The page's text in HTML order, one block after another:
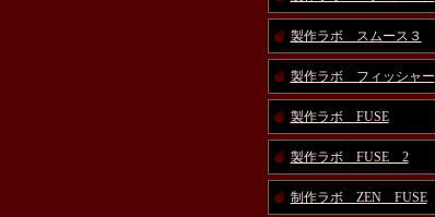
製作ラボ スムース３
製作ラボ フィッシャー
製作ラボ FUSE
製作ラボ FUSE 2
制作ラボ ZEN FUSE